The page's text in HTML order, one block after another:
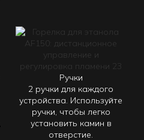
Ручки
2 ручки для каждого
устройства. Используйте
ручки, чтобы легко
установить камин в
отверстие.